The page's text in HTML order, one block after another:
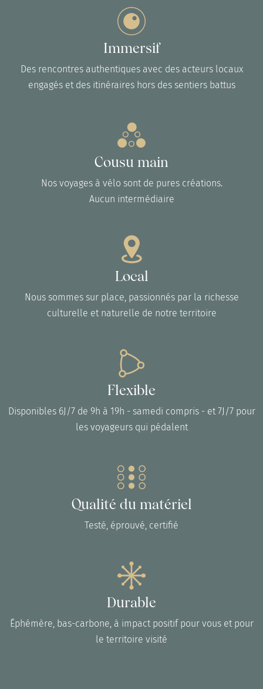
Immersif
Des rencontres authentiques avec des acteurs locaux
engagés et des itinéraires hors des sentiers battus
Cousu main
Nos voyages à vélo sont de pures créations.
Aucun intermédiaire
Local
Nous sommes sur place, passionnés par la richesse
culturelle et naturelle de notre territoire
Flexible
Disponibles 6J/7 de 9h à 19h - samedi compris - et 7J/7 pour
les voyageurs qui pédalent
Qualité du matériel
Testé, éprouvé, certifié
Durable
Éphémère, bas-carbone, à impact positif pour vous et pour
le territoire visité